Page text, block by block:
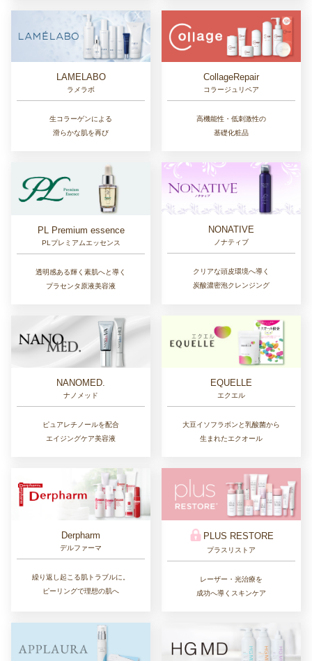
LAMELABO
ラメラボ
生コラーゲンによる
滑らかな肌を再び
CollageRepair
コラージュリペア
高機能性・低刺激性の
基礎化粧品
PL Premium essence
PLプレミアムエッセンス
透明感ある輝く素肌へと導く
プラセンタ原液美容液
NONATIVE
ノナティブ
クリアな頭皮環境へ導く
炭酸濃密泡クレンジング
NANOMED.
ナノメッド
ピュアレチノールを配合
エイジングケア美容液
EQUELLE
エクエル
大豆イソフラボンと乳酸菌から
生まれたエクオール
Derpharm
デルファーマ
繰り返し起こる肌トラブルに。
ピーリングで理想の肌へ
PLUS RESTORE
プラスリストア
レーザー・光治療を
成功へ導くスキンケア